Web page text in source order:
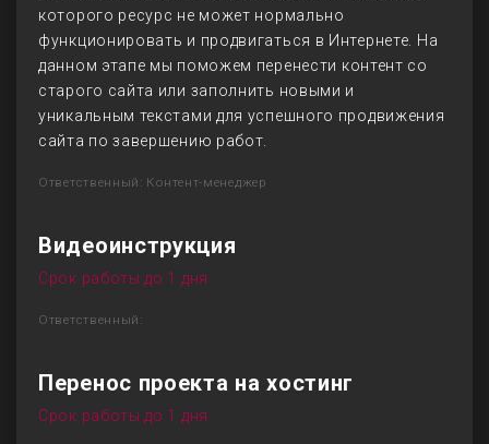
которого ресурс не может нормально
функционировать и продвигаться в Интернете. На
данном этапе мы поможем перенести контент со
старого сайта или заполнить новыми и
уникальным текстами для успешного продвижения
сайта по завершению работ.
Ответственный: Контент-менеджер
Видеоинструкция
Срок работы до 1 дня
Ответственный:
Перенос проекта на хостинг
Срок работы до 1 дня